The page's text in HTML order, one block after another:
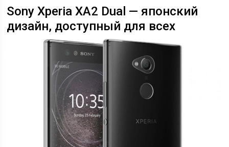
Sony Xperia XA2 Dual — японский
дизайн, доступный для всех